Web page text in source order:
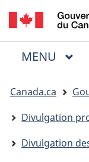
Menu
MENU
êtes
ici
Canada.ca
Divulgation
Divulgation des